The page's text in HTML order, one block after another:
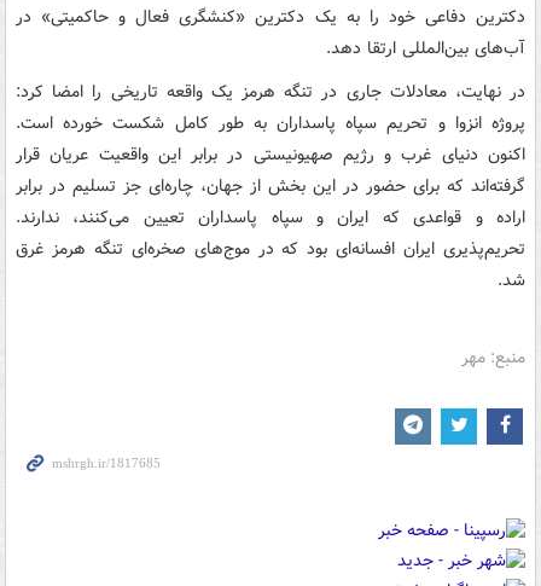
دکترین دفاعی خود را به یک دکترین «کنشگری فعال و حاکمیتی» در
آب‌های بین‌المللی ارتقا دهد.
در نهایت، معادلات جاری در تنگه هرمز یک واقعه تاریخی را امضا کرد:
پروژه انزوا و تحریم سپاه پاسداران به طور کامل شکست خورده است.
اکنون دنیای غرب و رژیم صهیونیستی در برابر این واقعیت عریان قرار
گرفته‌اند که برای حضور در این بخش از جهان، چاره‌ای جز تسلیم در برابر
اراده و قواعدی که ایران و سپاه پاسداران تعیین می‌کنند، ندارند.
تحریم‌پذیری ایران افسانه‌ای بود که در موج‌های صخره‌ای تنگه هرمز غرق
شد.
منبع: مهر